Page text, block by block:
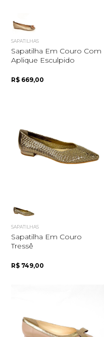
SAPATILHAS
Sapatilha Em Couro Com
Aplique Esculpido
R$ 669,00
SAPATILHAS
Sapatilha Em Couro
Tressê
R$ 749,00